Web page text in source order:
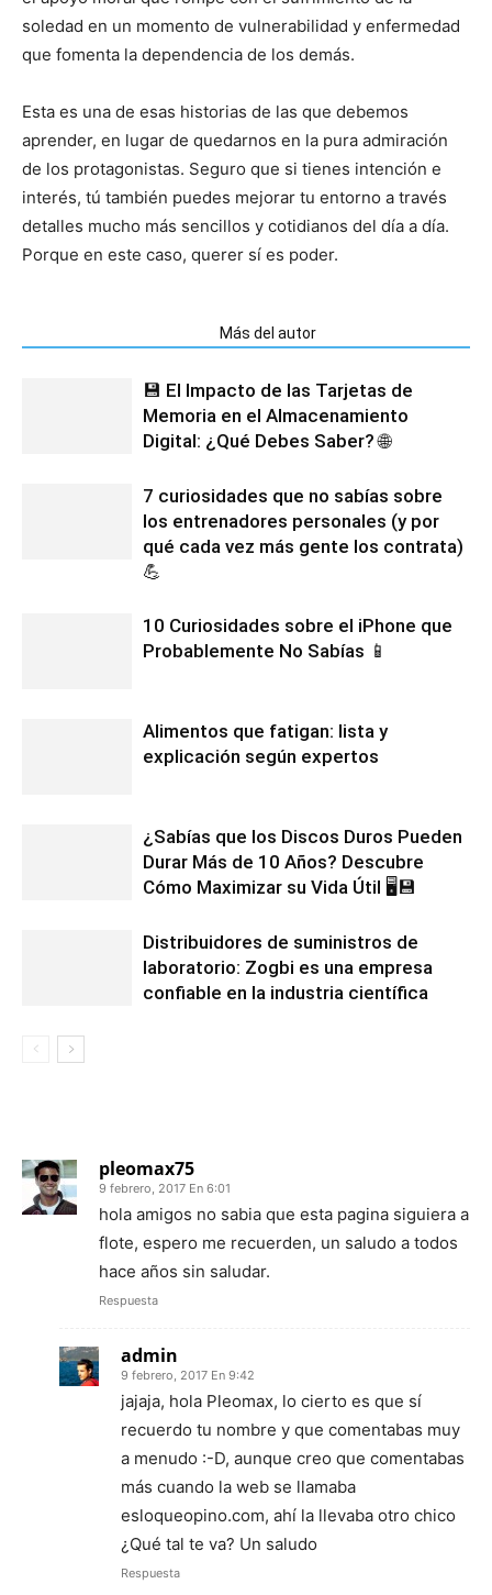
soledad en un momento de vulnerabilidad y enfermedad
que fomenta la dependencia de los demás.
Esta es una de esas historias de las que debemos
aprender, en lugar de quedarnos en la pura admiración
de los protagonistas. Seguro que si tienes intención e
interés, tú también puedes mejorar tu entorno a través
detalles mucho más sencillos y cotidianos del día a día.
Porque en este caso, querer sí es poder.
Más del autor
💾 El Impacto de las Tarjetas de
Memoria en el Almacenamiento
Digital: ¿Qué Debes Saber? 🌐
7 curiosidades que no sabías sobre
los entrenadores personales (y por
qué cada vez más gente los contrata)
💪
10 Curiosidades sobre el iPhone que
Probablemente No Sabías 📱
Alimentos que fatigan: lista y
explicación según expertos
¿Sabías que los Discos Duros Pueden
Durar Más de 10 Años? Descubre
Cómo Maximizar su Vida Útil 🖥️💾
Distribuidores de suministros de
laboratorio: Zogbi es una empresa
confiable en la industria científica
pleomax75
9 febrero, 2017 En 6:01
hola amigos no sabia que esta pagina siguiera a
flote, espero me recuerden, un saludo a todos
hace años sin saludar.
Respuesta
admin
9 febrero, 2017 En 9:42
jajaja, hola Pleomax, lo cierto es que sí
recuerdo tu nombre y que comentabas muy
a menudo :-D, aunque creo que comentabas
más cuando la web se llamaba
esloqueopino.com, ahí la llevaba otro chico
¿Qué tal te va? Un saludo
Respuesta